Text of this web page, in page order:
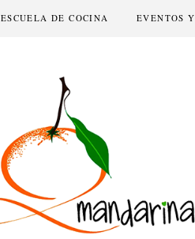
ESCUELA DE COCINA EVENTOS